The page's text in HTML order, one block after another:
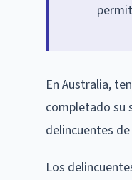
En Australia,
completado su
delincuentes
Los